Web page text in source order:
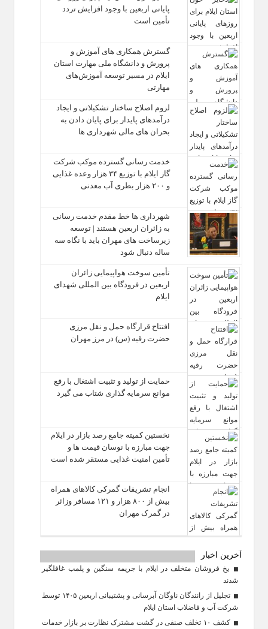
پایانی اربعین با وجود افزایش تردد
تأمین است
گسترش همکاری‌ های آموزش و
پرورش و دانشگاه ملی مهارت استان
ایلام در مسیر توسعه آموزش‌های
مهارتی
لزوم اصلاح ساختار تشکیلاتی و ایجاد
درآمدهای پایدار برای پایان دادن به
بحران‌ های مالی شهرداری‌ ها
خدمت رسانی گسترده موکب شرکت
گاز ایلام با توزیع ۳۴ هزار وعده غذایی
و ۲۰۰ هزار بطری آب معدنی
شهرداری‌ ها خط مقدم خدمت ‌رسانی
به زائران اربعین هستند | توسعه
زیرساخت ‌های مهران باید با نگاه سه‌
ساله دنبال شود
تأمین سوخت هواپیمایی زائران
اربعین در فرودگاه بین المللی شهدای
ایلام
افتتاح قرارگاه حمل‌ و نقل مرزی
حضرت رقیه (س) در مرز مهران
حمایت از تولید و تثبیت اشتغال با رفع
موانع سرمایه‌ گذاری شتاب می‌ گیرد
نخستین کمیته جامع رصد بازار در ایلام
جهت مبارزه با نوسان قیمت‌ ها و
تأمین امنیت غذایی مستقر شده است
انجام تشریفات گمرکی کالاهای همراه
بیش از ۸۰۰ هزار و ۱۲۱ مسافر وزائر
در گمرک مهران
آخرین اخبار
یخ‌ فروشان متخلف در ایلام با جریمه سنگین و پلمب غافلگیر
شدند
تجلیل از رانندگان ناوگان آبرسانی و پشتیبانی اربعین ۱۴۰۵ توسط
شرکت آب و فاضلاب استان ایلام
کشف ۱۰ تخلف صنفی در گشت مشترک نظارت بر بازار خدمات